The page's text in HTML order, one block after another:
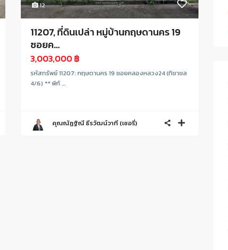
12
11207, ที่ดินเปล่า หมู่บ้านกฤษดานคร 19
ซอยค...
3,003,000 ฿
รหัสทรัพย์ 11207: กฤษดานคร 19 ซอยคลองหลวง24 (ทิชาชล
4/6) ** พิกั ...
คุณณัฏฐิณี ธีรวัฒน์วาที (เชอรี่)